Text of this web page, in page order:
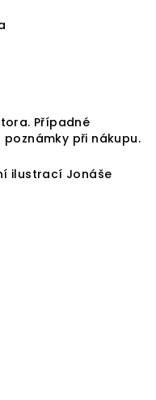
Případné
při nákupu.
ilustrací Jonáše